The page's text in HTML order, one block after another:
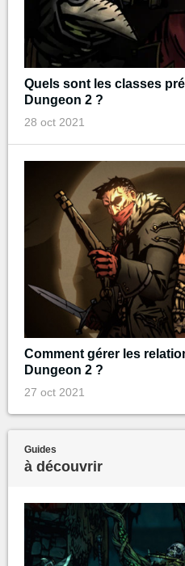
Quels sont les classes
Dungeon 2 ?
28 oct 2021
Comment gérer les
Dungeon 2 ?
27 oct 2021
Guides
à découvrir